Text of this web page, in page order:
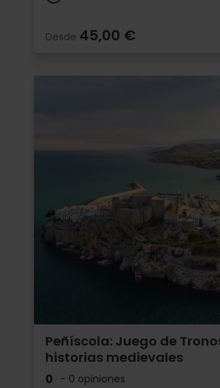
Desde 45,00 €
Peñíscola: Juego de
historias medievales
0 - 0 opiniones